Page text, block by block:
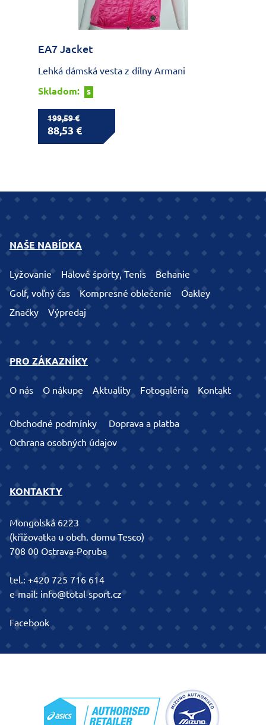
EA7 Jacket
Lehká dámská vesta z dílny Armani
Skladom:
S
199,59 €
88,53 €
NAŠE NABÍDKA
Lyžovanie Halové športy, Tenis
Behanie
Golf, voľný čas
Kompresné oblečenie
Oakley
Značky
Výpredaj
PRO ZÁKAZNÍKY
O nás O nákupe Aktuality Fotogaléria Kontakt
Obchodné podmínky
Doprava a platba
Ochrana osobných údajov
KONTAKTY
Mongolská 6223
(křižovatka u obch. domu Tesco)
708 00 Ostrava-Poruba
tel.:+420 725 716 614
e-mail: info@total-sport.cz
Facebook